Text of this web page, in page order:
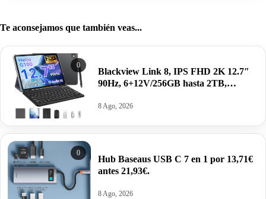
Te aconsejamos que también veas...
0
Blackview Link 8, IPS FHD 2K 12.7″
90Hz, 6+12V/256GB hasta 2TB,
8400mAh+accesorios por 169€ antes
8 Ago, 2026
0
Hub Baseaus USB C 7 en 1 por 13,71€
antes 21,93€.
8 Ago, 2026